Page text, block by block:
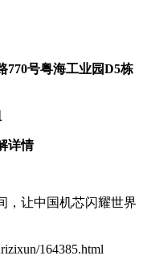
770号粤海工业园D5栋
详情
，让中国机芯闪耀世界
164385.html